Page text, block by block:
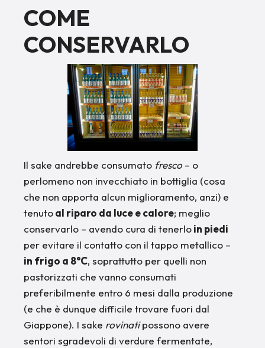
COME
CONSERVARLO
Il sake andrebbe consumato fresco– o
perlomeno non invecchiato in bottiglia (cosa
che non apporta alcun miglioramento, anzi) e
tenutoal riparo da luce e calore; meglio
conservarlo – avendo cura di tenerloin piedi
per evitare il contatto con il tappo metallico –
in frigo a 8°C, soprattutto per quelli non
pastorizzati che vanno consumati
preferibilmente entro 6 mesi dalla produzione
(e che è dunque difficile trovare fuori dal
Giappone). I sake rovinatipossono avere
sentori sgradevoli di verdure fermentate,